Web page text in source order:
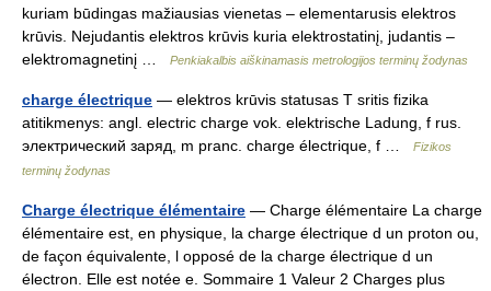
kuriam būdingas mažiausias vienetas – elementarusis elektros
krūvis. Nejudantis elektros krūvis kuria elektrostatinį, judantis –
elektromagnetinį …
Penkiakalbis aiškinamasis metrologijos terminų žodynas
charge électrique — elektros krūvis statusas T sritis fizika
atitikmenys: angl. electric charge vok. elektrische Ladung, f rus.
электрический заряд, m pranc. charge électrique, f …
Fizikos
terminų žodynas
Charge électrique élémentaire — Charge élémentaire La charge
élémentaire est, en physique, la charge électrique d un proton ou,
de façon équivalente, l opposé de la charge électrique d un
électron. Elle est notée e. Sommaire 1 Valeur 2 Charges plus